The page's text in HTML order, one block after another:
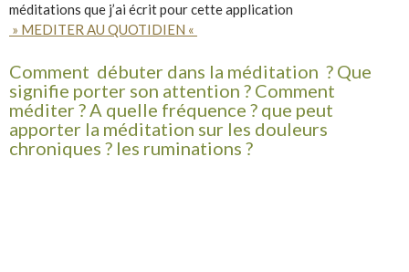
méditations que j’ai écrit pour cette application
» MEDITER AU QUOTIDIEN «
Comment débuter dans la méditation ? Que
signifie porter son attention ? Comment
méditer ? A quelle fréquence ? que peut
apporter la méditation sur les douleurs
chroniques ? les ruminations ?